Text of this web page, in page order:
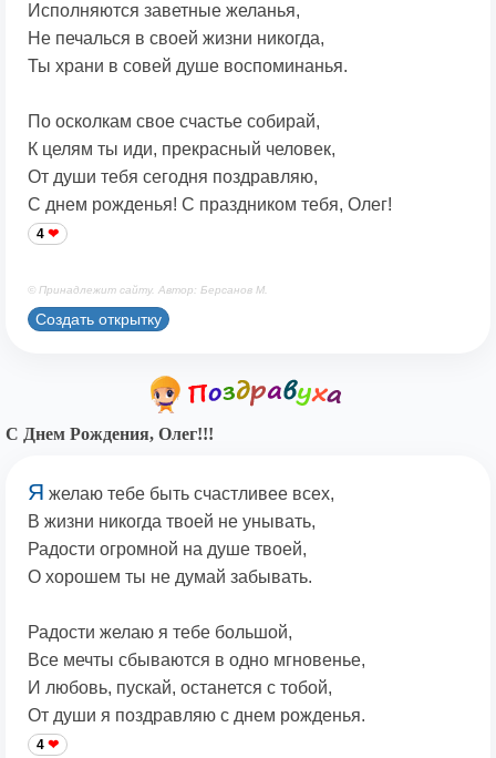
Исполняются заветные желанья,
Не печалься в своей жизни никогда,
Ты храни в совей душе воспоминанья.
По осколкам свое счастье собирай,
К целям ты иди, прекрасный человек,
От души тебя сегодня поздравляю,
С днем рожденья! С праздником тебя, Олег!
4
© Принадлежит сайту. Автор: Берсанов М.
Создать открытку
С Днем Рождения, Олег!!!
Я желаю тебе быть счастливее всех,
В жизни никогда твоей не унывать,
Радости огромной на душе твоей,
О хорошем ты не думай забывать.
Радости желаю я тебе большой,
Все мечты сбываются в одно мгновенье,
И любовь, пускай, останется с тобой,
От души я поздравляю с днем рожденья.
4